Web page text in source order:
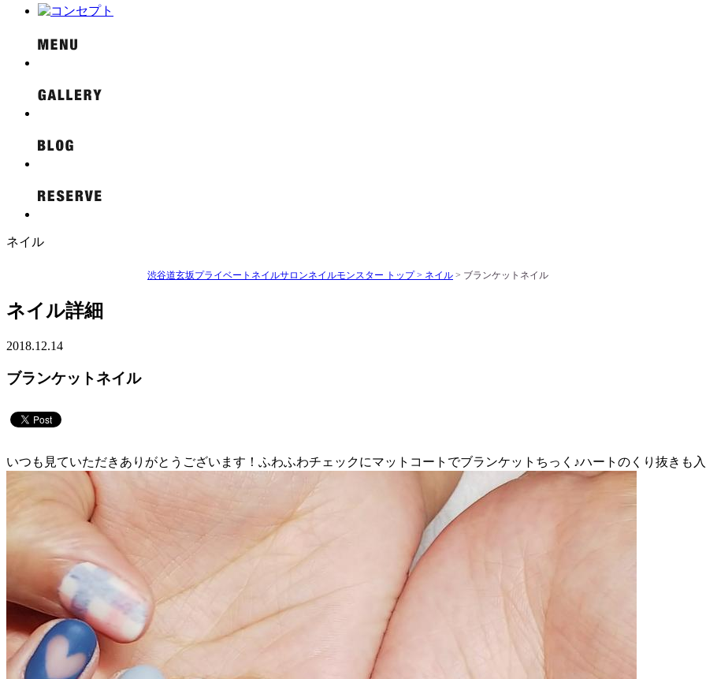
ネイル
渋谷道玄坂プライベートネイルサロンネイルモンスター トップ > ネイル > ブランケットネイル
ネイル詳細
2018.12.14
ブランケットネイル
いつも見ていただきありがとうございます！ふわふわチェックにマットコートでブランケットちっく♪ハートのくり抜きも